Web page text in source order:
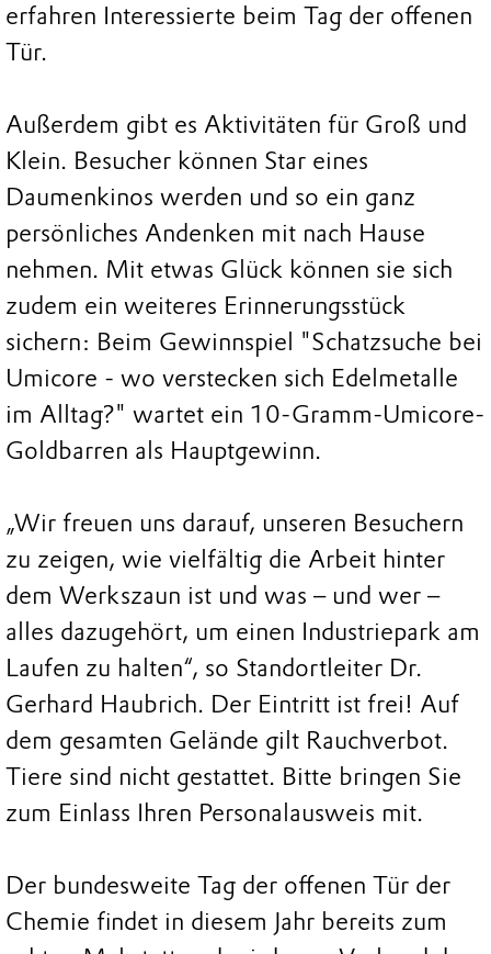
erfahren Interessierte beim Tag der offenen
Tür.
Außerdem gibt es Aktivitäten für Groß und
Klein. Besucher können Star eines
Daumenkinos werden und so ein ganz
persönliches Andenken mit nach Hause
nehmen. Mit etwas Glück können sie sich
zudem ein weiteres Erinnerungsstück
sichern: Beim Gewinnspiel "Schatzsuche bei
Umicore - wo verstecken sich Edelmetalle
im Alltag?" wartet ein 10-Gramm-Umicore-
Goldbarren als Hauptgewinn.
„Wir freuen uns darauf, unseren Besuchern
zu zeigen, wie vielfältig die Arbeit hinter
dem Werkszaun ist und was – und wer –
alles dazugehört, um einen Industriepark am
Laufen zu halten“, so Standortleiter Dr.
Gerhard Haubrich. Der Eintritt ist frei! Auf
dem gesamten Gelände gilt Rauchverbot.
Tiere sind nicht gestattet. Bitte bringen Sie
zum Einlass Ihren Personalausweis mit.
Der bundesweite Tag der offenen Tür der
Chemie findet in diesem Jahr bereits zum